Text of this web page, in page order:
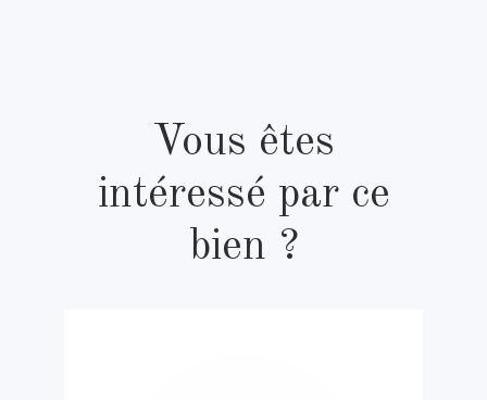
Vous êtes
intéressé par ce
bien ?